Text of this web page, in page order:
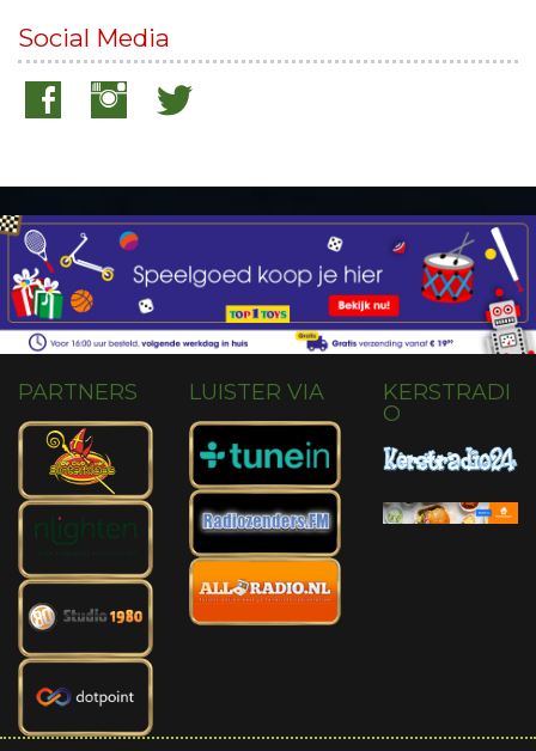
Social Media
PARTNERS LUISTER VIA
KERSTRADI
O